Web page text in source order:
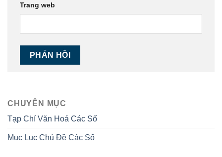
Trang web
CHUYÊN MỤC
Tạp Chí Văn Hoá Các Số
Mục Lục Chủ Đề Các Số